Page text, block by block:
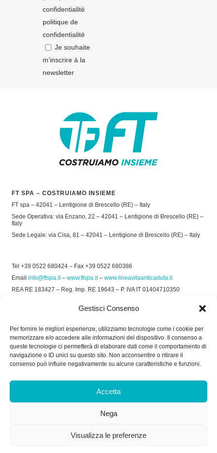
Gestisci Consenso
Per fornire le migliori esperienze, utilizziamo tecnologie come i cookie per
memorizzare e/o accedere alle informazioni del dispositivo. Il consenso a
queste tecnologie ci permetterà di elaborare dati come il comportamento di
navigazione o ID unici su questo sito. Non acconsentire o ritirare il
consenso può influire negativamente su alcune caratteristiche e funzioni.
Accetta
Nega
Visualizza le preferenze
confidentialité
politique de
confidentialité
Je souhaite
m’inscrire à la
newsletter
FT SPA – COSTRUIAMO INSIEME
FT spa – 42041 – Lentigione di Brescello (RE) – Italy
Sede Operativa: via Enzano, 22 – 42041 – Lentigione di Brescello (RE) –
Italy
Sede Legale: via Cisa, 81 – 42041 – Lentigione di Brescello (RE) – Italy
Tel +39 0522 680424 – Fax +39 0522 680386
Email info@ftspa.it– www.ftspa.it– www.lineavitaanticaduta.it
REA RE 183427 – Reg. Imp. RE 19643 – P. IVA IT 01404710350
Privacy Policy–Cookie Policy
SOCIAL
Dal Lunedì al Venerdì: 8.00/12.30 - 13.30/17.30
Dal Lunedì al Venerdì: 7.30/11.30 - 13.30/17.00